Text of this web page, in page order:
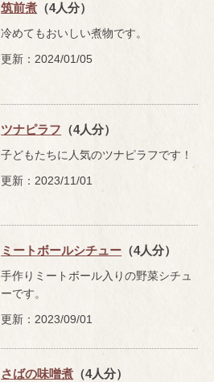
筑前煮 （4人分）
冷めてもおいしい煮物です。
更新：2024/01/05
ツナピラフ （4人分）
子どもたちに人気のツナピラフです！
更新：2023/11/01
ミートボールシチュー （4人分）
手作りミートボール入りの野菜シチュ
ーです。
更新：2023/09/01
さばの味噌煮 （4人分）